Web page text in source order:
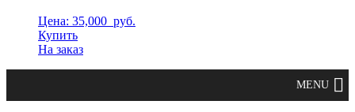
Цена: 35,000 руб.
Купить
На заказ